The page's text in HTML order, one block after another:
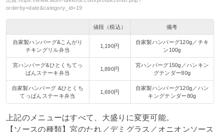
orderby=date&category_id=19
値段（税込） 備考
自家製ハンバーグ&こんがり
チキングリル弁当
1,190円
自家製ハンバーグ120g／チキ
ン100g
宮ハンバーグ&ひとくちてっ
ぱんステーキ弁当
1,890円
宮ハンバーグ150g／ハンキン
グテンダー80g
自家製ハンバーグ &ひとくち
てっぱんステーキ弁当
1,690円
自家製ハンバーグ120g／ハン
キングテンダー80g
上記のメニューはすべて、大盛りに変更可能。
【ソースの種類】宮のたれ／デミグラス／オニオンソース